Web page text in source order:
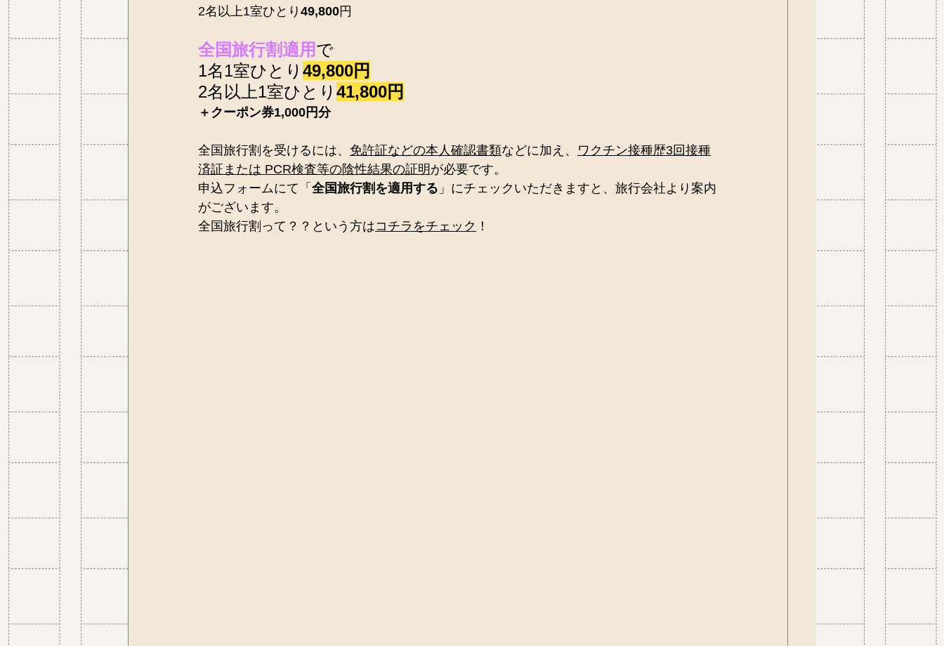
2名以上1室ひとり 49,800円
全国旅行割適用で
1名1室ひとり 49,800円
2名以上1室ひとり 41,800円
＋クーポン券1,000円分
全国旅行割を受けるには、 免許証などの本人確認書類などに加え、 ワクチン接種歴3回接種
済証または PCR検査等の陰性結果の証明 が必要です。
申込フォームにて「 全国旅行割を適用する 」にチェックいただきますと、旅行会社より案内
がございます。
全国旅行割って？？という方はコチラをチェック ！